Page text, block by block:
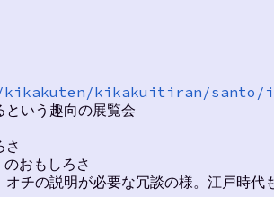
kikakuitiran/santo/
いう趣向の展覧会
さ
おもしろさ
チの説明が必要な冗談の様。江戸時